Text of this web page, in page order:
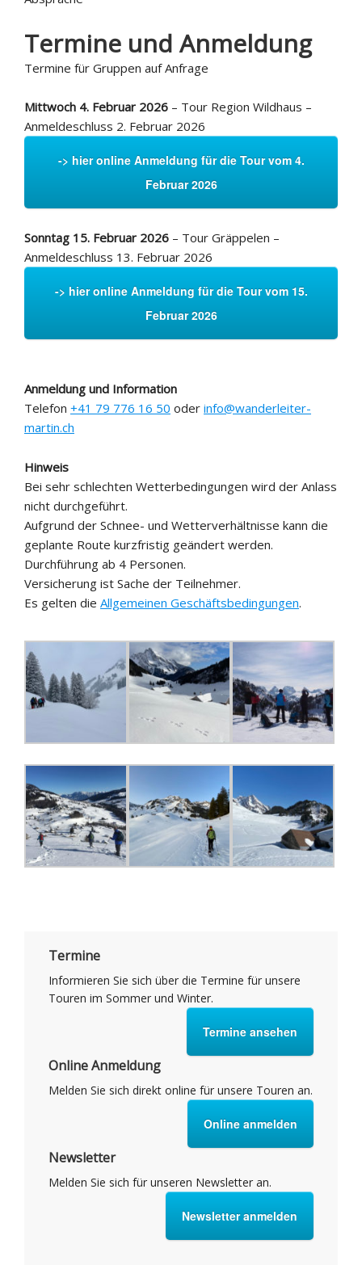
Termine und Anmeldung
Termine für Gruppen auf Anfrage
Mittwoch 4. Februar 2026 – Tour Region Wildhaus –
Anmeldeschluss 2. Februar 2026
-> hier online Anmeldung für die Tour vom 4.
Februar 2026
Sonntag 15. Februar 2026 – Tour Gräppelen –
Anmeldeschluss 13. Februar 2026
-> hier online Anmeldung für die Tour vom 15.
Februar 2026
Anmeldung und Information
Telefon +41 79 776 16 50 oder info@wanderleiter-
martin.ch
Hinweis
Bei sehr schlechten Wetterbedingungen wird der Anlass
nicht durchgeführt.
Aufgrund der Schnee- und Wetterverhältnisse kann die
geplante Route kurzfristig geändert werden.
Durchführung ab 4 Personen.
Versicherung ist Sache der Teilnehmer.
Es gelten die Allgemeinen Geschäftsbedingungen.
Termine
Informieren Sie sich über die Termine für unsere
Touren im Sommer und Winter.
Termine ansehen
Online Anmeldung
Melden Sie sich direkt online für unsere Touren an.
Online anmelden
Newsletter
Melden Sie sich für unseren Newsletter an.
Newsletter anmelden